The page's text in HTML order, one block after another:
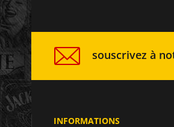
souscrivez à
INFORMATIONS